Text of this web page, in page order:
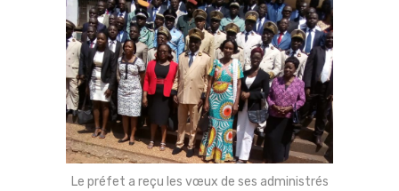
Le préfet a reçu les vœux de ses administrés